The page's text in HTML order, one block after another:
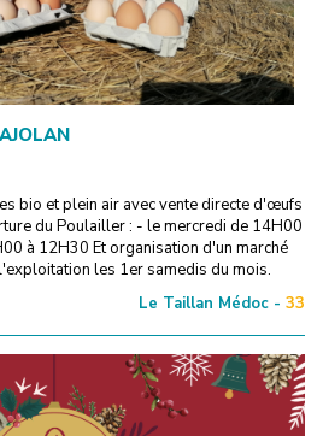
bio et plein air avec vente directe d'œufs
du Poulailler : - le mercredi de 14H00
à 12H30 Et organisation d'un marché
les 1er samedis du mois.
Le Taillan Médoc - 33